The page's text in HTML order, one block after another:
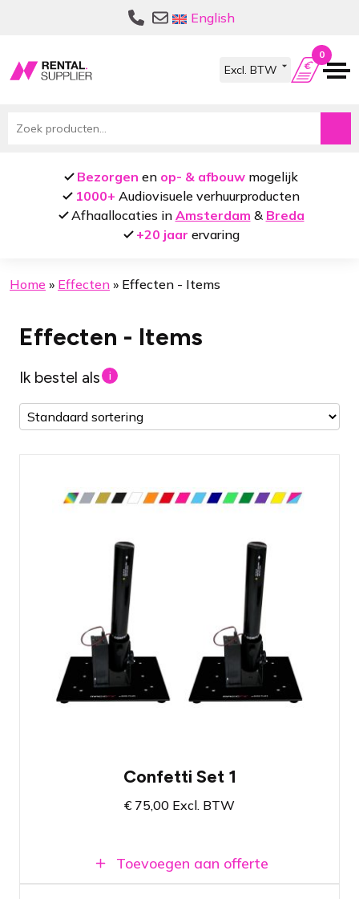
navigatie
inhoud
English
0
Zoeken
Bezorgen en op- & afbouw mogelijk
1000+ Audiovisuele verhuurproducten
Afhaallocaties in Amsterdam & Breda
+20 jaar ervaring
Home » Effecten » Effecten - Items
Effecten - Items
Ik bestel als i
Compacte set met twee kanonnen
Spetterend effect voor jouw evenement
Alle benodigde materialen in één set
Confetti Set 1
€ 75,00 Excl. BTW
Toevoegen aan offerte